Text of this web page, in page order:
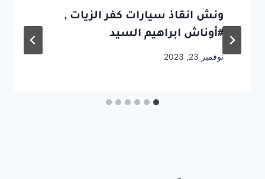
ونش انقاذ سيارات كفر الزيات ,
#أوناش ابراهيم السيد
نوفمبر 23, 2023